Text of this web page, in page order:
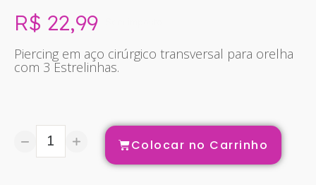
R$ 22,99
Piercing em aço cirúrgico transversal para orelha
com 3 Estrelinhas.
Colocar no Carrinho